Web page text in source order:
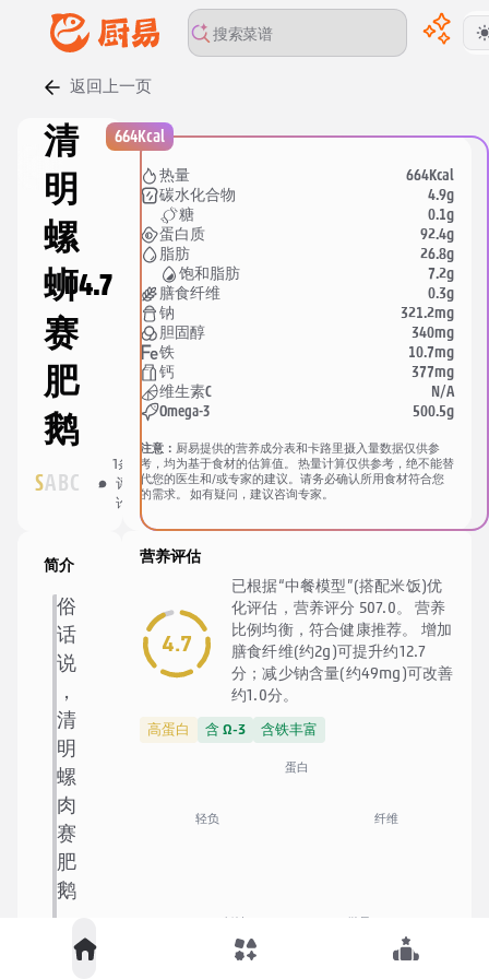
返回上一页
清
明
螺
蛳
赛
肥
鹅
4.7
SA BC
1条
评
论
8人
收
藏
分
享
简介
俗
话
说
，
清
明
螺
肉
赛
肥
鹅
吃
664Kcal
热量 664Kcal
碳水化合物 4.9g
糖 0.1g
蛋白质 92.4g
脂肪 26.8g
饱和脂肪 7.2g
膳食纤维 0.3g
钠 321.2mg
胆固醇 340mg
铁 10.7mg
钙 377mg
维生素C N/A
Omega-3 500.5g
注意： 厨易提供的营养成分表和卡路里摄入量数据仅供参
考，均为基于食材的估算值。 热量计算仅供参考，绝不能替
代您的医生和/或专家的建议。请务必确认所用食材符合您
的需求。 如有疑问，建议咨询专家。
营养评估
4.7
已根据“中餐模型”(搭配米饭)优
化评估，营养评分 507.0。 营养
比例均衡，符合健康推荐。 增加
膳食纤维(约2g)可提升约12.7
分；减少钠含量(约49mg)可改善
约1.0分。
高蛋白 含 Ω-3 含铁丰富
蛋白
纤维
轻负